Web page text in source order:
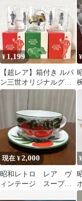
¥1,199
【超レア】箱付き ルパ
ン三世オリジナルグラ
ス ESSO ノベルティ
３個セット
¥
現在 ¥2,000
昭和レトロ レア ヴ
ィンテージ スープカ
¥